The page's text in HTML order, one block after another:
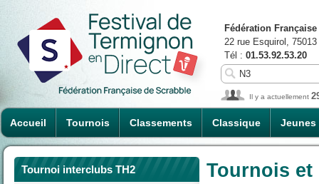
Accueil Tournois Classements Classique Jeunes
Fédération
22 rue Esquirol,
Tél : 01.53.92.53.20
Il y a actuellement
Tournoi interclubs TH2 Tournois